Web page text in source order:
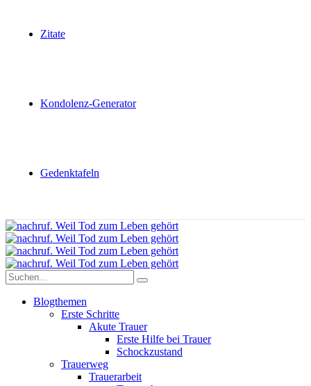
Zitate
Kondolenz-Generator
Gedenktafeln
Blogthemen
Erste Schritte
Akute Trauer
Erste Hilfe bei Trauer
Schockzustand
Trauerweg
Trauerarbeit